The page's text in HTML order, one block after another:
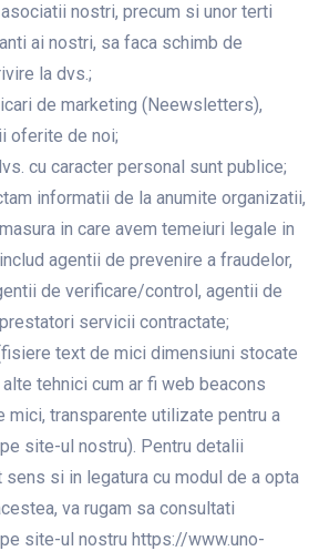
nostri, precum si unor terti
ai nostri, sa faca schimb de
la dvs.;
de marketing (Neewsletters),
oferite de noi;
cu caracter personal sunt publice;
informatii de la anumite organizatii,
in care avem temeiuri legale in
agentii de prevenire a fraudelor,
de verificare/control, agentii de
servicii contractate;
text de mici dimensiuni stocate
tehnici cum ar fi web beacons
mici, transparente utilizate pentru a
site-ul nostru). Pentru detalii
si in legatura cu modul de a opta
va rugam sa consultati
site-ul nostru https://www.uno-